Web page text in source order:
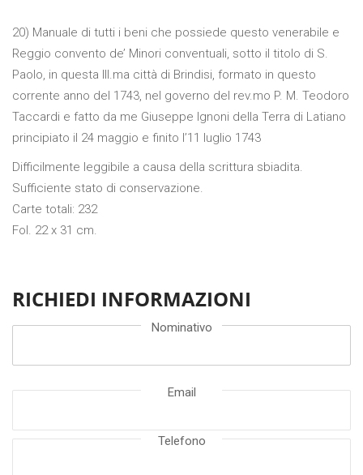
20) Manuale di tutti i beni che possiede questo venerabile e
Reggio convento de’ Minori conventuali, sotto il titolo di S.
Paolo, in questa Ill.ma città di Brindisi, formato in questo
corrente anno del 1743, nel governo del rev.mo P. M. Teodoro
Taccardi e fatto da me Giuseppe Ignoni della Terra di Latiano
principiato il 24 maggio e finito l’11 luglio 1743
Difficilmente leggibile a causa della scrittura sbiadita.
Sufficiente stato di conservazione.
Carte totali: 232
Fol. 22 x 31 cm.
RICHIEDI INFORMAZIONI
Nominativo
Email
Telefono